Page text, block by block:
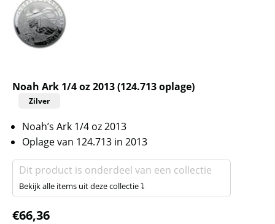
Noah Ark 1/4 oz 2013 (124.713 oplage)
Zilver
Noah’s Ark 1/4 oz 2013
Oplage van 124.713 in 2013
Dit product is onderdeel van een collectie
Bekijk alle items uit deze collectie ⤵
€66,36